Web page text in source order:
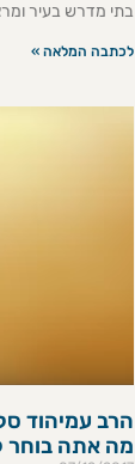
בתי מדרש בעיר
לכתבה המלאה »
הרב עמיהוד
מה אתה בוחר